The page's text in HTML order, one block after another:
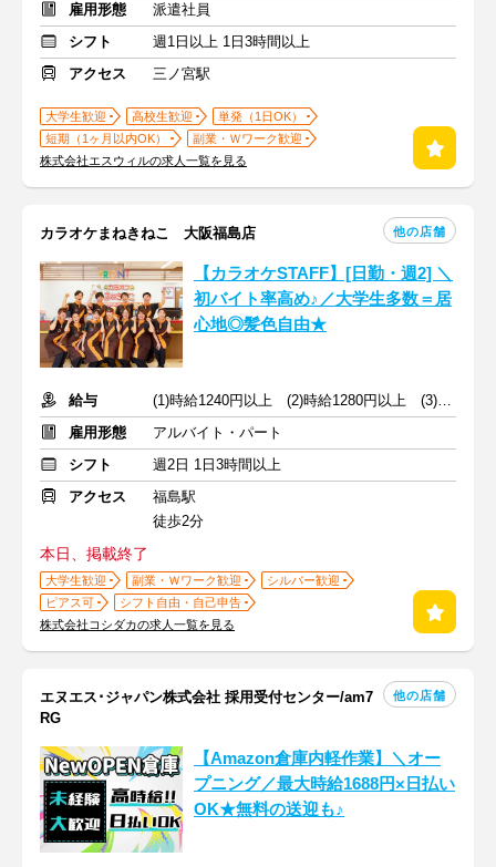
雇用形態
派遣社員
シフト
週1日以上 1日3時間以上
アクセス
三ノ宮駅
大学生歓迎 高校生歓迎
単発（1日OK）
短期（1ヶ月以内OK）
副業・Ｗワーク歓迎
株式会社エスウィルの求人一覧を見る
カラオケまねきねこ 大阪福島店 他の店舗
【カラオケSTAFF】[日勤・週2] ＼
初バイト率高め♪／大学生多数＝居
心地◎髪色自由★
給与
(1)時給1240円以上 (2)時給1280円以上 (3)時給1160円以上
雇用形態
アルバイト・パート
シフト
週2日 1日3時間以上
アクセス
福島駅
徒歩2分
本日、掲載終了
大学生歓迎 副業・Ｗワーク歓迎
シルバー歓迎
ピアス可
シフト自由・自己申告
株式会社コシダカの求人一覧を見る
エヌエス･ジャパン株式会社 採用受付センター/am7
RG
他の店舗
【Amazon倉庫内軽作業】＼オー
プニング／最大時給1688円×日払い
OK★無料の送迎も♪